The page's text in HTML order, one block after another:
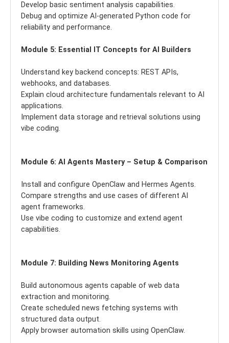
Develop basic sentiment analysis capabilities.
Debug and optimize AI-generated Python code for
reliability and performance.
Module 5: Essential IT Concepts for AI Builders
Understand key backend concepts: REST APIs,
webhooks, and databases.
Explain cloud architecture fundamentals relevant to AI
applications.
Implement data storage and retrieval solutions using
vibe coding.
Module 6: AI Agents Mastery – Setup & Comparison
Install and configure OpenClaw and Hermes Agents.
Compare strengths and use cases of different AI
agent frameworks.
Use vibe coding to customize and extend agent
capabilities.
Module 7: Building News Monitoring Agents
Build autonomous agents capable of web data
extraction and monitoring.
Create scheduled news fetching systems with
structured data output.
Apply browser automation skills using OpenClaw.